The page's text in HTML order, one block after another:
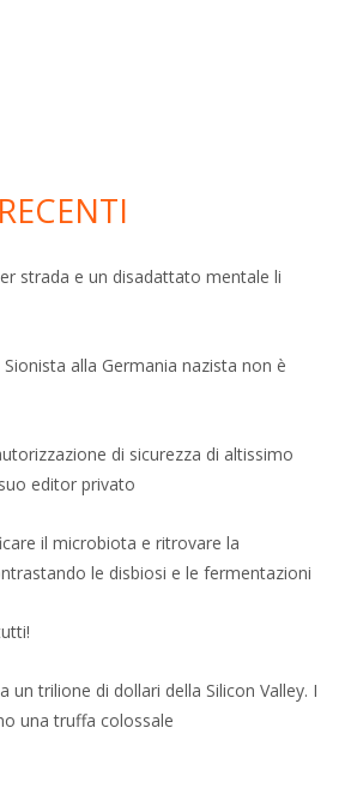
strada e un disadattato mentale li
alla Germania nazista non è
di sicurezza di altissimo
editor privato
il microbiota e ritrovare la
le disbiosi e le fermentazioni
un trilione di dollari della Silicon Valley. I
una truffa colossale